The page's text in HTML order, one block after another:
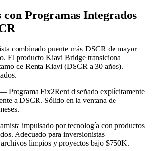
con Programas Integrados
combinado puente-más-DSCR de mayor
El producto Kiavi Bridge transiciona
de Renta Kiavi (DSCR a 30 años).
Programa Fix2Rent diseñado explícitamente
a DSCR. Sólido en la ventana de
impulsado por tecnología con productos
Adecuado para inversionistas
limpios y proyectos bajo $750K.